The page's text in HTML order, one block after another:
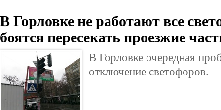
В Горловке не работают все
боятся пересекать проезжие
В Горловке очередная
отключение светофоров.